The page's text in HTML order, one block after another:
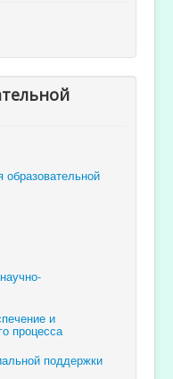
образовательной
и
процесса
поддержки